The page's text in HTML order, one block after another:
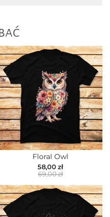
Floral Owl
58,00 zł
69,00 zł